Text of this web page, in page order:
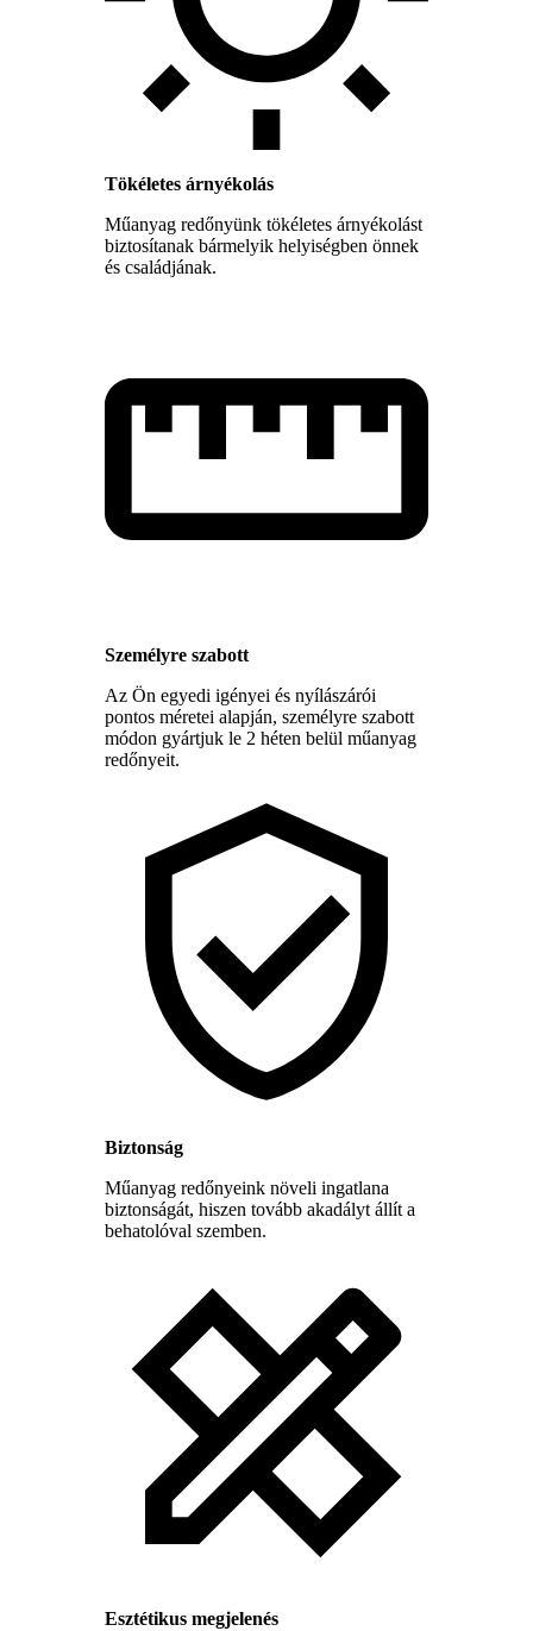
Tökéletes árnyékolás
Műanyag redőnyünk tökéletes árnyékolást
biztosítanak bármelyik helyiségben önnek
és családjának.
Személyre szabott
Az Ön egyedi igényei és nyílászárói
pontos méretei alapján, személyre szabott
módon gyártjuk le 2 héten belül műanyag
redőnyeit.
Biztonság
Műanyag redőnyeink növeli ingatlana
biztonságát, hiszen tovább akadályt állít a
behatolóval szemben.
Esztétikus megjelenés